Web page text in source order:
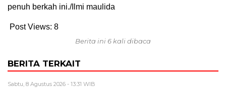
penuh berkah ini./Ilmi maulida
Post Views: 8
Berita ini 6 kali dibaca
BERITA TERKAIT
Sabtu, 8 Agustus 2026 - 13:31 WIB